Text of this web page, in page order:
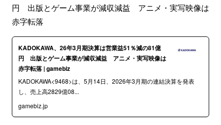
円 出版とゲーム事業が減収減益 アニメ・実写映像は
赤字転落
KADOKAWA、26年3月期決算は営業益51％減の81億
円 出版とゲーム事業が減収減益 アニメ・実写映像は
赤字転落 | gamebiz
KADOKAWA<9468>は、5月14日、2026年3月期の連結決算を発表
し、売上高2829億08...
gamebiz.jp